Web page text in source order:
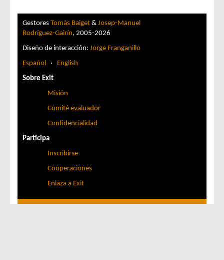
Gestores Tomàs Baiget & Josep-Manuel
Rodríguez-Gairín, 2005-2026
Diseño de interacción: Jorge Franganillo
Español · English
Sobre Exit
Misión
Comité evaluador
Confidencialidad
Participa
Inscribirse
Cooperaciones
Enlaza a Exit